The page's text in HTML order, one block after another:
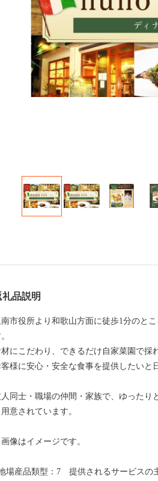
礼品説明
南市役所より和歌山方面に徒歩1分のと
にこだわり、できるだけ自家菜園で採
客様に安心・安全な食事を提供したいと
同士・職場の仲間・家族で、ゆったり
用意されています。
像はイメージです。
場産品類型：7 提供されるサービスの